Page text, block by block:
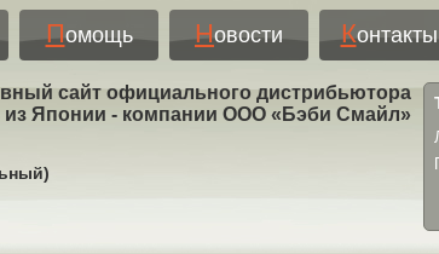
Помощь Новости Контакты
сайт официального дистрибьютора
из Японии - компании ООО «Бэби Смайл»